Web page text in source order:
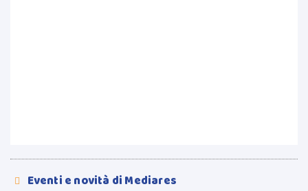
 Eventi e novità di Mediares